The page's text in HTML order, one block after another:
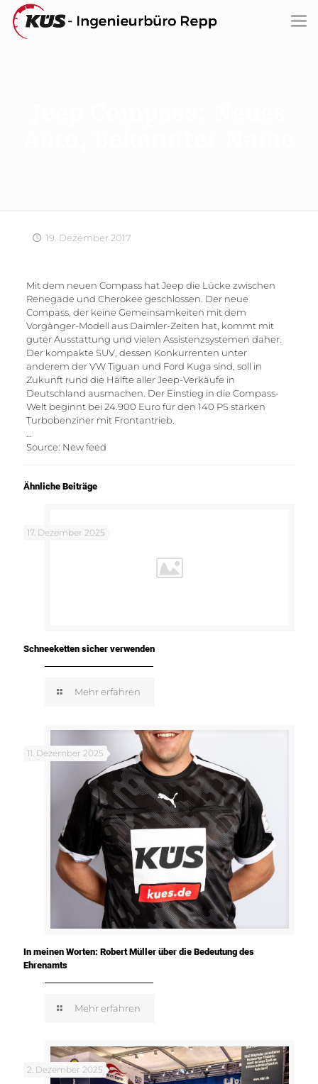
19. Dezember 2017
Mit dem neuen Compass hat Jeep die Lücke zwischen
Renegade und Cherokee geschlossen. Der neue
Compass, der keine Gemeinsamkeiten mit dem
Vorgänger-Modell aus Daimler-Zeiten hat, kommt mit
guter Ausstattung und vielen Assistenzsystemen daher.
Der kompakte SUV, dessen Konkurrenten unter
anderem der VW Tiguan und Ford Kuga sind, soll in
Zukunft rund die Hälfte aller Jeep-Verkäufe in
Deutschland ausmachen. Der Einstieg in die Compass-
Welt beginnt bei 24.900 Euro für den 140 PS starken
Turbobenziner mit Frontantrieb.
Source: New feed
Ähnliche Beiträge
17. Dezember 2025
Schneeketten sicher verwenden
Mehr erfahren
11. Dezember 2025
In meinen Worten: Robert Müller über die Bedeutung des
Ehrenamts
Mehr erfahren
2. Dezember 2025